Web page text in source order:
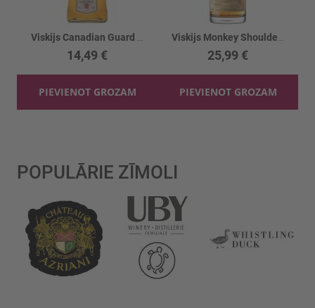
14,49 €
PIEVIENOT GROZAM
25,99 €
PIEVIENOT GROZAM
POPULĀRIE ZĪMOLI